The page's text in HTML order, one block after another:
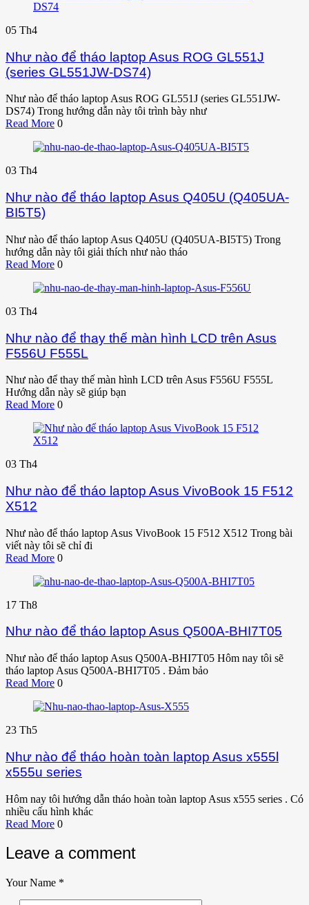
05 Th4
Như nào để tháo laptop Asus ROG GL551J
(series GL551JW-DS74)
Như nào để tháo laptop Asus ROG GL551J (series GL551JW-
DS74) Trong hướng dẫn này tôi trình bày như
Read More 0
03 Th4
Như nào để tháo laptop Asus Q405U (Q405UA-
BI5T5)
Như nào để tháo laptop Asus Q405U (Q405UA-BI5T5) Trong
hướng dẫn này tôi giải thích như nào tháo
Read More 0
03 Th4
Như nào để thay thế màn hình LCD trên Asus
F556U F555L
Như nào để thay thế màn hình LCD trên Asus F556U F555L
Hướng dẫn này sẽ giúp bạn
Read More 0
03 Th4
Như nào để tháo laptop Asus VivoBook 15 F512
X512
Như nào để tháo laptop Asus VivoBook 15 F512 X512 Trong bài
viết này tôi sẽ chỉ đi
Read More 0
17 Th8
Như nào để tháo laptop Asus Q500A-BHI7T05
Như nào để tháo laptop Asus Q500A-BHI7T05 Hôm nay tôi sẽ
tháo laptop Asus Q500A-BHI7T05 . Đảm bảo
Read More 0
23 Th5
Như nào để tháo hoàn toàn laptop Asus x555l
x555u series
Hôm nay tôi hướng dẫn tháo hoàn toàn laptop Asus x555 series . Có
nhiều cấu hình khác
Read More 0
Leave a comment
Your Name *